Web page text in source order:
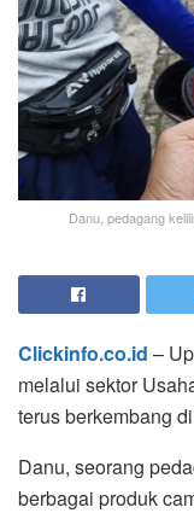
Danu, pedagang
Clickinfo.co.id –
melalui sektor
terus berkembang
Danu, seorang
berbagai produk